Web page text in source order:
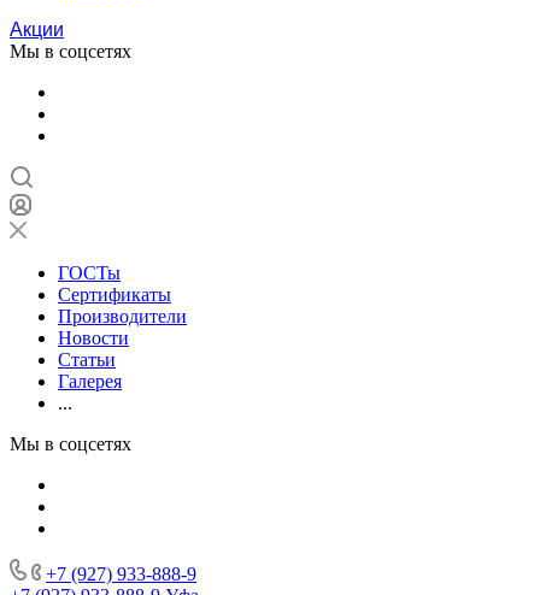
Акции
Мы в соцсетях
ГОСТы
Сертификаты
Производители
Новости
Статьи
Галерея
...
Мы в соцсетях
+7 (927) 933-888-9